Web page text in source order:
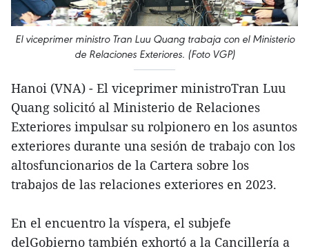
El viceprimer ministro Tran Luu Quang trabaja con el Ministerio
de Relaciones Exteriores. (Foto VGP)
Hanoi (VNA) - El viceprimer ministroTran Luu
Quang solicitó al Ministerio de Relaciones
Exteriores impulsar su rolpionero en los asuntos
exteriores durante una sesión de trabajo con los
altosfuncionarios de la Cartera sobre los
trabajos de las relaciones exteriores en 2023.
En el encuentro la víspera, el subjefe
delGobierno también exhortó a la Cancillería a